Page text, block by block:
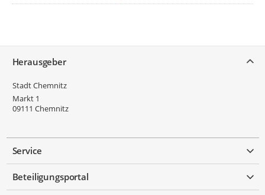
Herausgeber
Stadt Chemnitz
Markt 1
09111 Chemnitz
Service
Beteiligungsportal